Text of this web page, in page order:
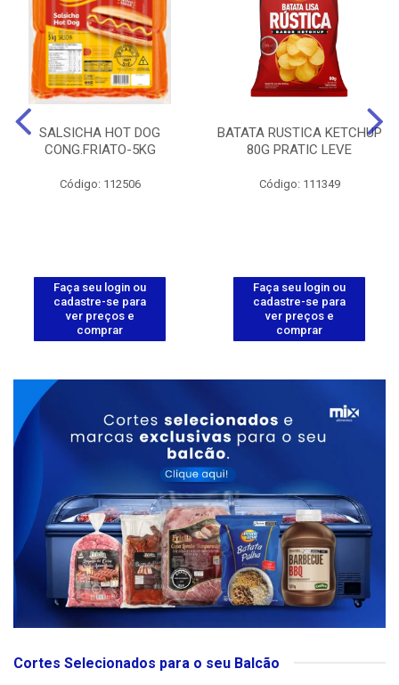
SALSICHA HOT DOG
CONG.FRIATO-5KG
Código: 112506
Faça seu login ou
cadastre-se para
ver preços e
comprar
BATATA RUSTICA KETCHUP
80G PRATIC LEVE
Código: 111349
Faça seu login ou
cadastre-se para
ver preços e
comprar
Cortes Selecionados para o seu Balcão